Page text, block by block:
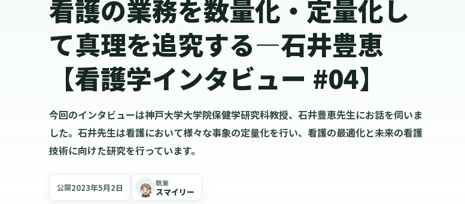
看護の業務を数量化・定量化し
て真理を追究する―石井豊恵
【看護学インタビュー #04】
今回のインタビューは神戸大学大学院保健学研究科教授、石井豊恵先生にお話を伺いま
した。石井先生は看護において様々な事象の定量化を行い、看護の最適化と未来の看護
技術に向けた研究を行っています。
公開2023年5月2日 執筆
スマイリー